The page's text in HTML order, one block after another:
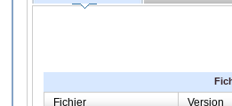
Fichier Version